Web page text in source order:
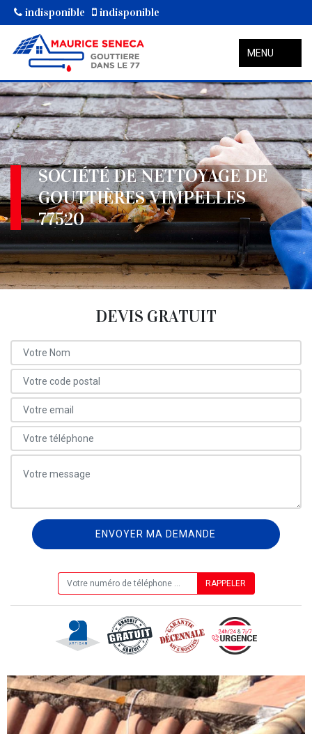
indisponible indisponible
MENU
SOCIÉTÉ DE NETTOYAGE DE
GOUTTIÈRES VIMPELLES
77520
DEVIS GRATUIT